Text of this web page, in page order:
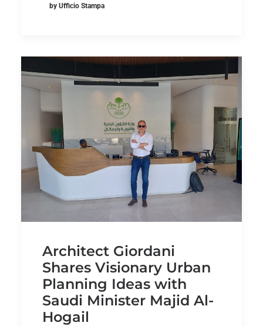
by Ufficio Stampa
Architect Giordani
Shares Visionary Urban
Planning Ideas with
Saudi Minister Majid Al-
Hogail